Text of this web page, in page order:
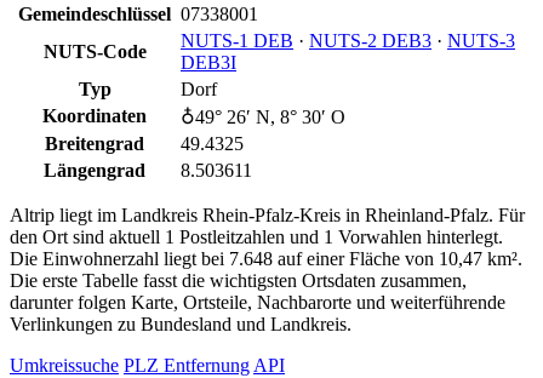
Gemeindeschlüssel 07338001
NUTS-Code
NUTS‑1 DEB · NUTS‑2 DEB3 · NUTS‑3
DEB3I
Typ
Dorf
Koordinaten
♁49° 26′ N, 8° 30′ O
Breitengrad
49.4325
Längengrad
8.503611
Altrip liegt im Landkreis Rhein-Pfalz-Kreis in Rheinland-Pfalz. Für
den Ort sind aktuell 1 Postleitzahlen und 1 Vorwahlen hinterlegt.
Die Einwohnerzahl liegt bei 7.648 auf einer Fläche von 10,47 km².
Die erste Tabelle fasst die wichtigsten Ortsdaten zusammen,
darunter folgen Karte, Ortsteile, Nachbarorte und weiterführende
Verlinkungen zu Bundesland und Landkreis.
Umkreissuche PLZ EntfernungAPI